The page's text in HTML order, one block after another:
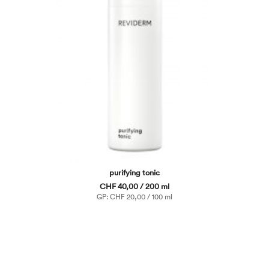
purifying tonic
CHF 40,00 / 200 ml
GP: CHF 20,00 / 100 ml